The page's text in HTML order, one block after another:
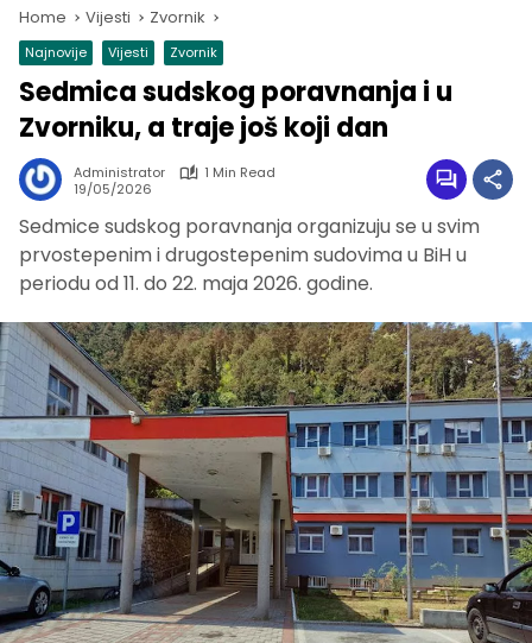
Home Vijesti Zvornik
Najnovije Vijesti Zvornik
Sedmica sudskog poravnanja i u
Zvorniku, a traje još koji dan
Administrator
1 Min Read
19/05/2026
Sedmice sudskog poravnanja organizuju se u svim
prvostepenim i drugostepenim sudovima u BiH u
periodu od 11. do 22. maja 2026. godine.